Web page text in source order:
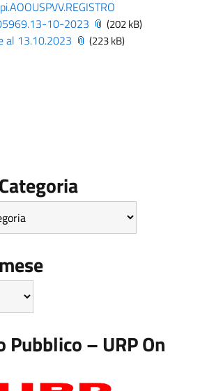
10-2023
(202 kB)
al 13.10.2023 (223 kB)
Pubblico – URP On